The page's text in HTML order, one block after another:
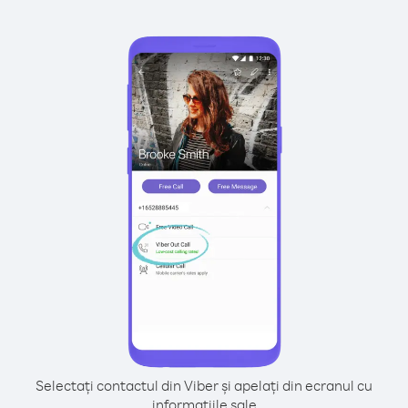
Selectați contactul din Viber și apelați din ecranul cu
informațiile sale